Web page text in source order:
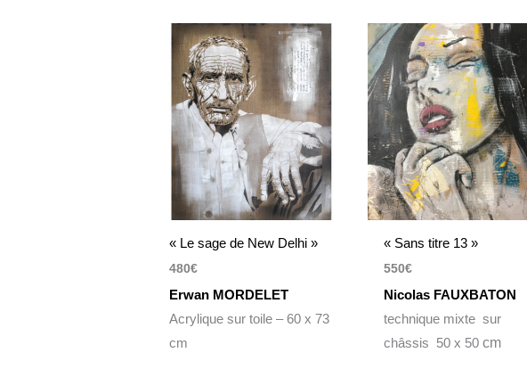
« Le sage de New Delhi »
480€
Erwan MORDELET
Acrylique sur toile – 60 x 73
cm
« Sans titre 13 »
550€
Nicolas FAUXBATON
technique mixte sur
châssis 50 x 50cm